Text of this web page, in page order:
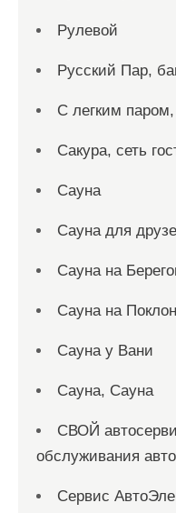
Рулевой
Русский Пар,
С легким
Сакура, сеть
Сауна
Сауна для
Сауна на
Сауна на
Сауна у Вани
Сауна, Сауна
СВОЙ
обслуживания
Сервис